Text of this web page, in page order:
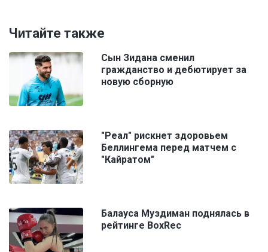
Читайте также
Сын Зидана сменил
гражданство и дебютирует за
новую сборную
"Реал" рискнет здоровьем
Беллингема перед матчем с
"Кайратом"
Балауса Муздиман поднялась в
рейтинге BoxRec